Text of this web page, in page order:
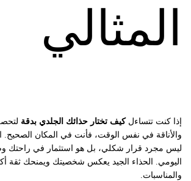
المثالي
إذا كنت تتساءلكيف تختار حذائك الجلدي بدقة
والأناقة في نفس الوقت، فأنت في المكان الصحيح.
ليس مجرد قرار شكلي، بل هو استثمار في
اليومي. الحذاء الجيد يعكس شخصيتك ويمنحك ثقة
والمناسبات.